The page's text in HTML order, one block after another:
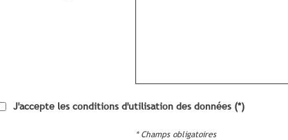
J'accepte les conditions d'utilisation des données (*)
* Champs obligatoires